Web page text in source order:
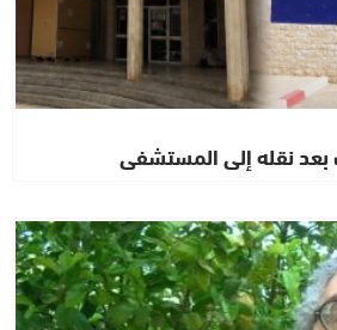
نقله إلى المستشفى